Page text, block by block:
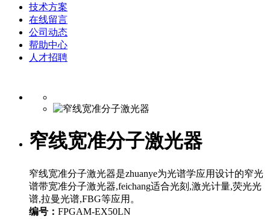
技术方案
在线留言
公司动态
帮助中心
人才招聘
窄线宽准分子激光器
窄线宽准分子激光器是zhuanye为光谱学应用设计的窄光
谱带宽准分子激光器,feichang适合光刻,激光计量,荧光光
谱,拉曼光谱,FBG等应用。
编号： FPGAM-EX50LN